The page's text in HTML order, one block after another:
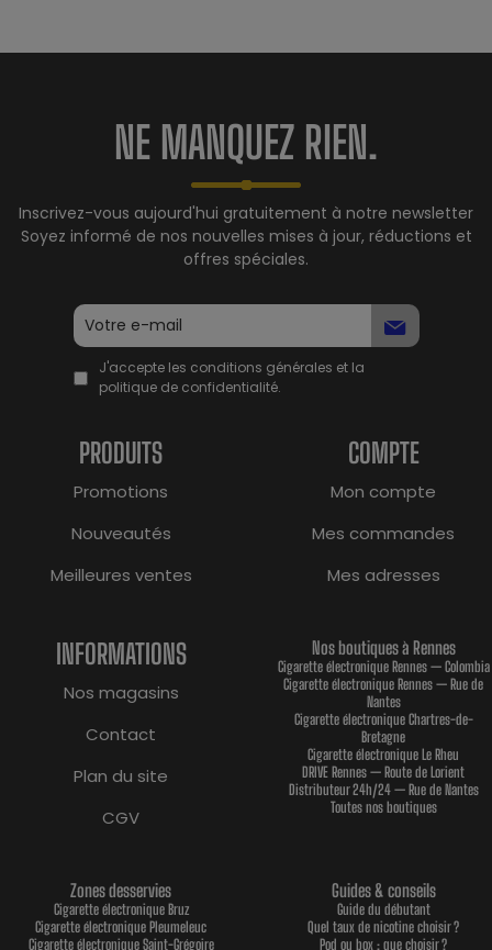
NE MANQUEZ RIEN.
Inscrivez-vous aujourd'hui gratuitement à notre newsletter
Soyez informé de nos nouvelles mises à jour, réductions et
offres spéciales.
J'accepte les conditions générales et la
politique de confidentialité.
PRODUITS
Promotions
Nouveautés
Meilleures ventes
COMPTE
Mon compte
Mes commandes
Mes adresses
INFORMATIONS
Nos magasins
Contact
Plan du site
CGV
Nos boutiques à Rennes
Cigarette électronique Rennes — Colombia
Cigarette électronique Rennes — Rue de
Nantes
Cigarette électronique Chartres-de-
Bretagne
Cigarette électronique Le Rheu
DRIVE Rennes — Route de Lorient
Distributeur 24h/24 — Rue de Nantes
Toutes nos boutiques
Zones desservies
Cigarette électronique Bruz
Cigarette électronique Pleumeleuc
Cigarette électronique Saint-Grégoire
Guides & conseils
Guide du débutant
Quel taux de nicotine choisir ?
Pod ou box : que choisir ?